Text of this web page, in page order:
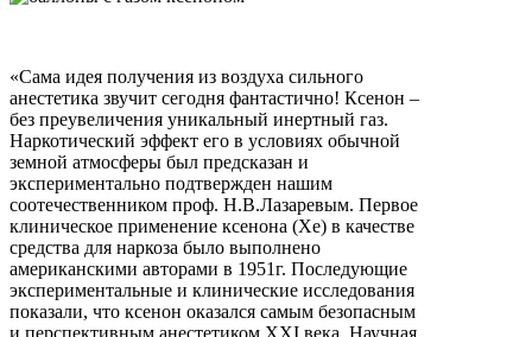
«Сама идея получения из воздуха сильного
анестетика звучит сегодня фантастично! Ксенон –
без преувеличения уникальный инертный газ.
Наркотический эффект его в условиях обычной
земной атмосферы был предсказан и
экспериментально подтвержден нашим
соотечественником проф. Н.В.Лазаревым. Первое
клиническое применение ксенона (Хе) в качестве
средства для наркоза было выполнено
американскими авторами в 1951г. Последующие
экспериментальные и клинические исследования
показали, что ксенон оказался самым безопасным
и перспективным анестетиком ХХI века. Научная